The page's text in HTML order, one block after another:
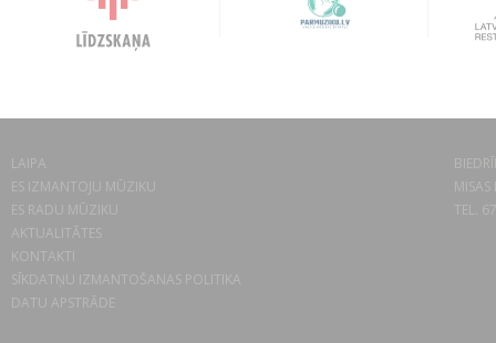
LAIPA
ES IZMANTOJU MŪZIKU
ES RADU MŪZIKU
AKTUALITĀTES
KONTAKTI
SĪKDATŅU IZMANTOŠANAS POLITIKA
DATU APSTRĀDE
TEL.